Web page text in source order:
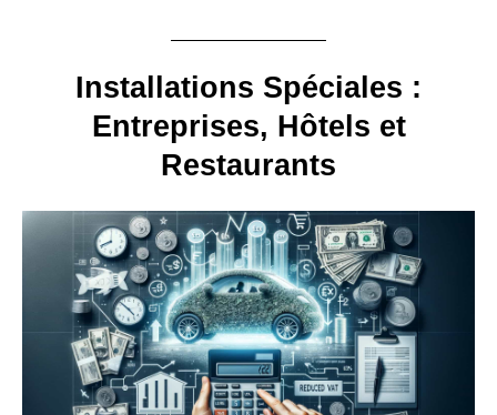
Installations Spéciales :
Entreprises, Hôtels et
Restaurants